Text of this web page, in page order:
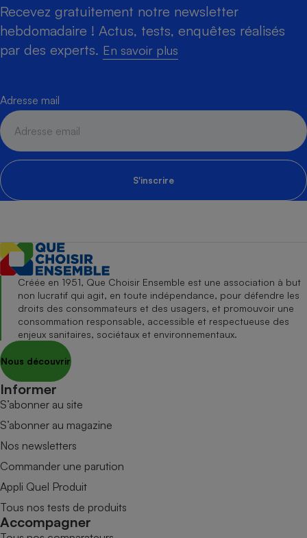
Recevez gratuitement notre newsletter
hebdomadaire ! Actus, tests, enquêtes réalisés
par des experts. En savoir plus
Adresse mail
S'inscrire
Créée en 1951, Que Choisir Ensemble est une association à but
non lucratif qui agit, en toute indépendance, pour défendre les
droits des consommateurs et des usagers, et promouvoir une
consommation responsable, accessible et respectueuse des
enjeux sanitaires, sociétaux et environnementaux.
Nous découvrir
Informer
S’abonner au site
S’abonner au magazine
Nos newsletters
Commander une parution
Appli Quel Produit
Tous nos tests de produits
Accompagner